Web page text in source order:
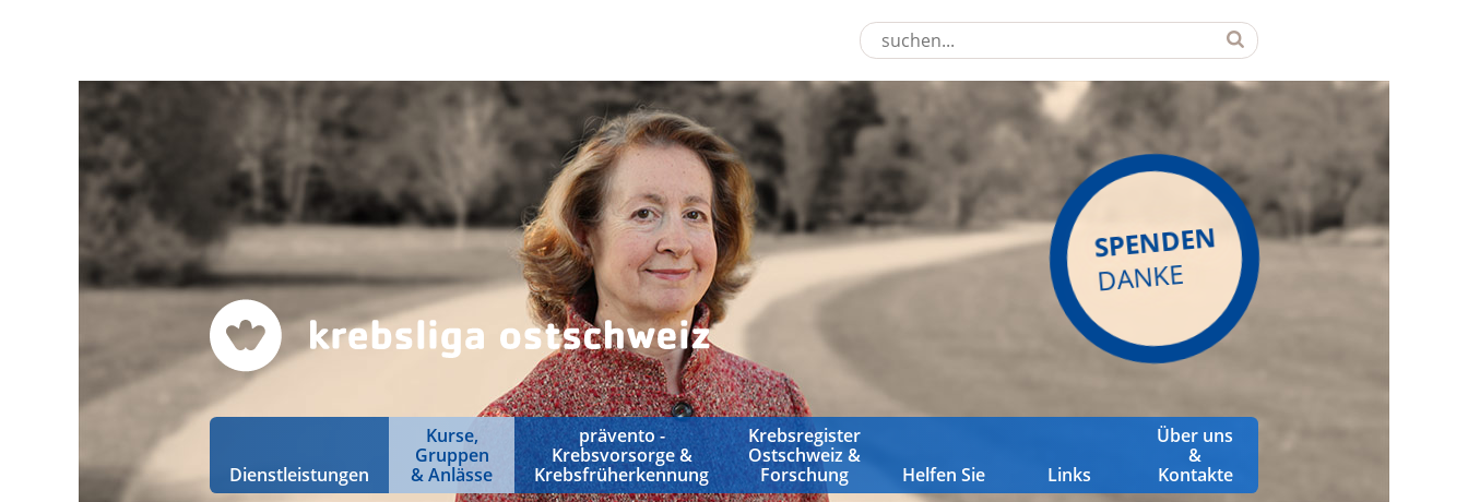
SPENDEN
DANKE
Dienstleistungen
Kurse,
Gruppen
& Anlässe
prävento -
Krebsvorsorge &
Krebsfrüherkennung
Krebsregister
Ostschweiz &
Forschung
Helfen Sie Links
Über uns
&
Kontakte